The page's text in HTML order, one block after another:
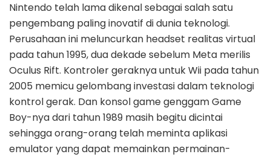
Nintendo telah lama dikenal sebagai salah satu
pengembang paling inovatif di dunia teknologi.
Perusahaan ini meluncurkan headset realitas virtual
pada tahun 1995, dua dekade sebelum Meta merilis
Oculus Rift. Kontroler geraknya untuk Wii pada tahun
2005 memicu gelombang investasi dalam teknologi
kontrol gerak. Dan konsol game genggam Game
Boy-nya dari tahun 1989 masih begitu dicintai
sehingga orang-orang telah meminta aplikasi
emulator yang dapat memainkan permainan-